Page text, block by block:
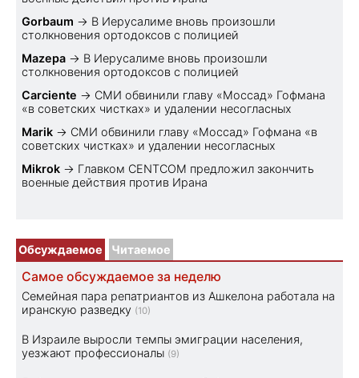
Gorbaum → В Иерусалиме вновь произошли
столкновения ортодоксов с полицией
Mazepa → В Иерусалиме вновь произошли
столкновения ортодоксов с полицией
Carciente → СМИ обвинили главу «Моссад» Гофмана
«в советских чистках» и удалении несогласных
Marik → СМИ обвинили главу «Моссад» Гофмана «в
советских чистках» и удалении несогласных
Mikrok → Главком CENTCOM предложил закончить
военные действия против Ирана
Обсуждаемое Читаемое
Самое обсуждаемое за неделю
Семейная пара репатриантов из Ашкелона работала на
иранскую разведку (10)
В Израиле выросли темпы эмиграции населения,
уезжают профессионалы (9)